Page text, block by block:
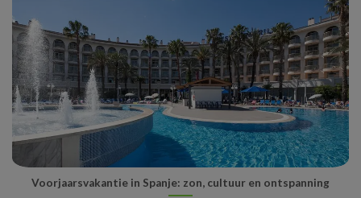
Voorjaarsvakantie in Spanje: zon, cultuur en ontspanning